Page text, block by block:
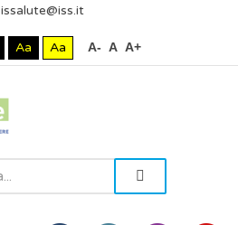
issalute@iss.it
Aa Aa A- A A+